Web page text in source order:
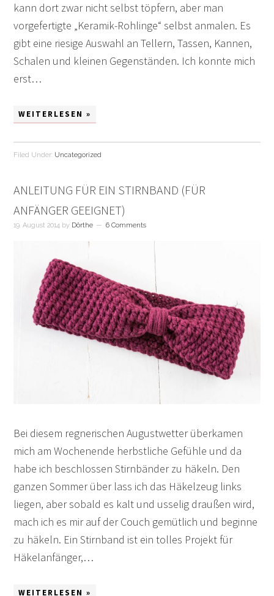
kann dort zwar nicht selbst töpfern, aber man
vorgefertigte „Keramik-Rohlinge“ selbst anmalen. Es
gibt eine riesige Auswahl an Tellern, Tassen, Kannen,
Schalen und kleinen Gegenständen. Ich konnte mich
erst…
WEITERLESEN »
Filed Under: Uncategorized
ANLEITUNG FÜR EIN STIRNBAND (FÜR
ANFÄNGER GEEIGNET)
19. August 2014 by Dörthe 6 Comments
Bei diesem regnerischen Augustwetter überkamen
mich am Wochenende herbstliche Gefühle und da
habe ich beschlossen Stirnbänder zu häkeln. Den
ganzen Sommer über lass ich das Häkelzeug links
liegen, aber sobald es kalt und usselig draußen wird,
mach ich es mir auf der Couch gemütlich und beginne
zu häkeln. Ein Stirnband ist ein tolles Projekt für
Häkelanfänger,…
WEITERLESEN »